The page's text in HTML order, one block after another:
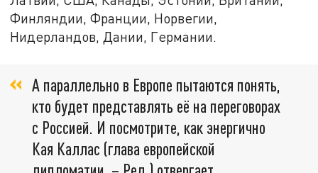
Финляндии, Франции, Норвегии,
Нидерландов, Дании, Германии.
А параллельно в Европе пытаются понять,
кто будет представлять её на переговорах
с Россией. И посмотрите, как энергично
Кая Каллас (глава европейской